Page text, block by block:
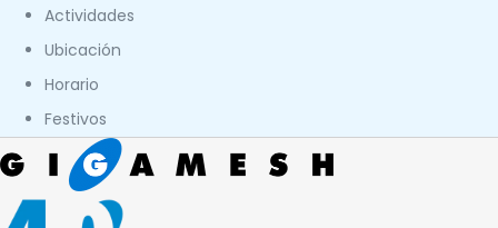
Actividades
Ubicación
Horario
Festivos